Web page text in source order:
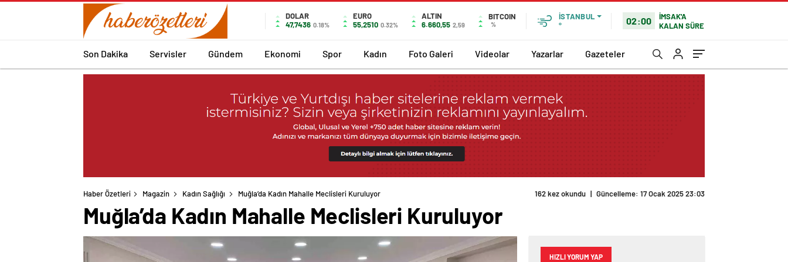
DOLAR
47,7436 0.18%
EURO
55,2510 0.32%
ALTIN
6.660,55 2,59
BITCOIN
%
İSTANBUL
°
02:00
İMSAK'A
KALAN SÜRE
Son Dakika Servisler Gündem Ekonomi Spor Kadın Foto Galeri Videolar Yazarlar Gazeteler
Haber Özetleri Magazin Kadın Sağlığı Muğla’da Kadın Mahalle Meclisleri Kuruluyor 162 kez okundu | Güncelleme: 17 Ocak 2025 23:03
Muğla’da Kadın Mahalle Meclisleri Kuruluyor
HIZLI YORUM YAP